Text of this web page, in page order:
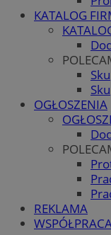
KATALOG
OGŁOSZENIA
REKLAMA